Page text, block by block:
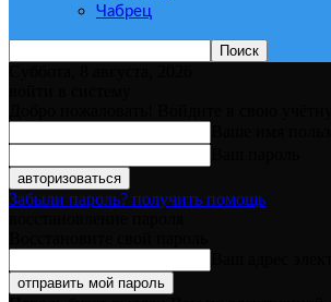
Чабрец
Забыли пароль? получить помощь